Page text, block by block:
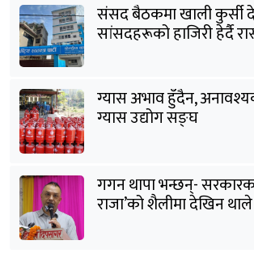
संसद बैठकमा खाली कुर्सी
सांसदहरूको हाजिरी हेर्दै
ग्यास अभाव हुँदैन,
ग्यास उद्योग सङ्घ
गगन थापा भन्छन्-
राजा’को शैलीमा देखिन थाले